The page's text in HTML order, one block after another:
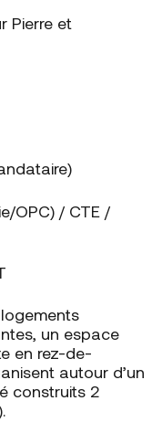
Pierre et
OPC) / CTE /
un espace
en rez-de-
autour d’un
construits 2